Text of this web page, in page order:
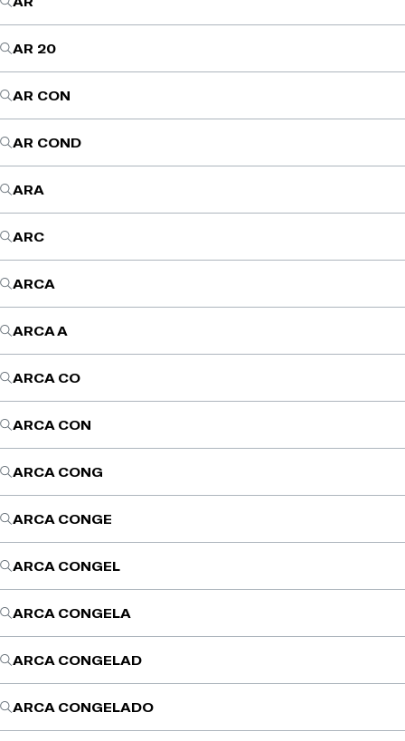
AR 20
AR CON
AR COND
ARA
ARC
ARCA
ARCA A
ARCA CO
ARCA CON
ARCA CONG
ARCA CONGE
ARCA CONGEL
ARCA CONGELA
ARCA CONGELAD
ARCA CONGELADO